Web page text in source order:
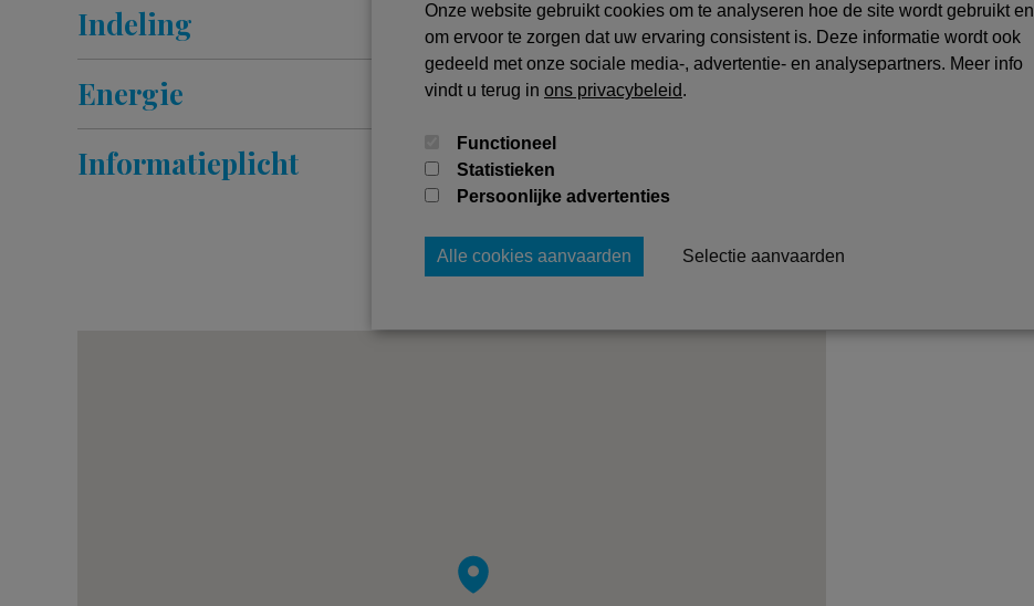
Indeling
Energie
Informatieplicht
Onze website gebruikt cookies om te analyseren hoe de site wordt gebruikt en
om ervoor te zorgen dat uw ervaring consistent is. Deze informatie wordt ook
gedeeld met onze sociale media-, advertentie- en analysepartners. Meer info
vindt u terug in ons privacybeleid.
Functioneel
Statistieken
Persoonlijke advertenties
Alle cookies aanvaarden Selectie aanvaarden